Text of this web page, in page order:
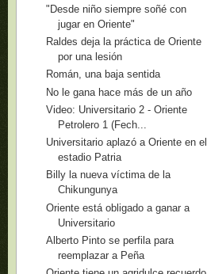
"Desde niño siempre soñé con
jugar en Oriente"
Raldes deja la práctica de Oriente
por una lesión
Román, una baja sentida
No le gana hace más de un año
Video: Universitario 2 - Oriente
Petrolero 1 (Fech...
Universitario aplazó a Oriente en el
estadio Patria
Billy la nueva víctima de la
Chikungunya
Oriente está obligado a ganar a
Universitario
Alberto Pinto se perfila para
reemplazar a Peña